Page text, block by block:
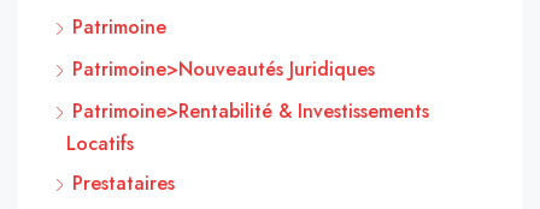
Patrimoine
Patrimoine>Nouveautés Juridiques
Patrimoine>Rentabilité & Investissements
Locatifs
Prestataires